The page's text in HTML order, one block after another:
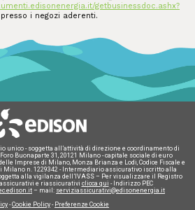
getbusinessdoc.ashx?
i negozi aderenti.
unico - soggetta all’attività di direzione e coordinamento di
Buonaparte 31, 20121 Milano - capitale sociale di euro
Imprese di Milano, Monza Brianza e Lodi, Codice Fiscale e
Milano n. 1229342 - Intermediario assicurativo iscritto alla
alla vigilanza dell’IVASS – Per visualizzare il Registro
e riassicurativi clicca qui - Indirizzo PEC
– mail: serviziassicurativi@edisonenergia.it
-Cookie Policy - Preferenze Cookie